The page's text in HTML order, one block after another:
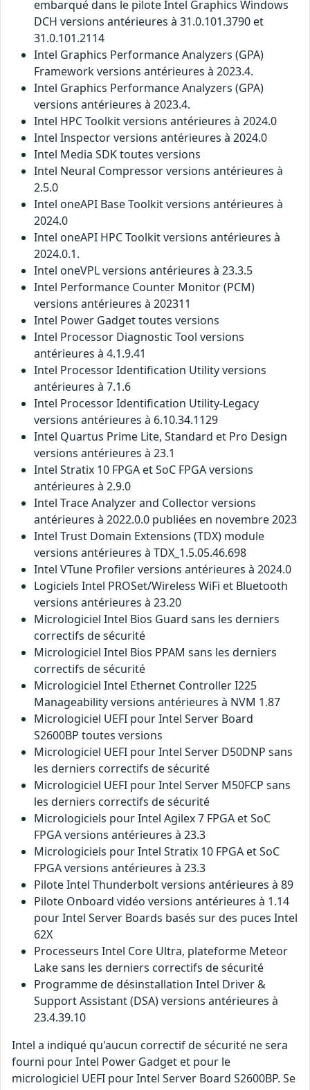
embarqué dans le pilote Intel Graphics Windows
DCH versions antérieures à 31.0.101.3790 et
31.0.101.2114
Intel Graphics Performance Analyzers (GPA)
Framework versions antérieures à 2023.4.
Intel Graphics Performance Analyzers (GPA)
versions antérieures à 2023.4.
Intel HPC Toolkit versions antérieures à 2024.0
Intel Inspector versions antérieures à 2024.0
Intel Media SDK toutes versions
Intel Neural Compressor versions antérieures à
2.5.0
Intel oneAPI Base Toolkit versions antérieures à
2024.0
Intel oneAPI HPC Toolkit versions antérieures à
2024.0.1.
Intel oneVPL versions antérieures à 23.3.5
Intel Performance Counter Monitor (PCM)
versions antérieures à 202311
Intel Power Gadget toutes versions
Intel Processor Diagnostic Tool versions
antérieures à 4.1.9.41
Intel Processor Identification Utility versions
antérieures à 7.1.6
Intel Processor Identification Utility-Legacy
versions antérieures à 6.10.34.1129
Intel Quartus Prime Lite, Standard et Pro Design
versions antérieures à 23.1
Intel Stratix 10 FPGA et SoC FPGA versions
antérieures à 2.9.0
Intel Trace Analyzer and Collector versions
antérieures à 2022.0.0 publiées en novembre 2023
Intel Trust Domain Extensions (TDX) module
versions antérieures à TDX_1.5.05.46.698
Intel VTune Profiler versions antérieures à 2024.0
Logiciels Intel PROSet/Wireless WiFi et Bluetooth
versions antérieures à 23.20
Micrologiciel Intel Bios Guard sans les derniers
correctifs de sécurité
Micrologiciel Intel Bios PPAM sans les derniers
correctifs de sécurité
Micrologiciel Intel Ethernet Controller I225
Manageability versions antérieures à NVM 1.87
Micrologiciel UEFI pour Intel Server Board
S2600BP toutes versions
Micrologiciel UEFI pour Intel Server D50DNP sans
les derniers correctifs de sécurité
Micrologiciel UEFI pour Intel Server M50FCP sans
les derniers correctifs de sécurité
Micrologiciels pour Intel Agilex 7 FPGA et SoC
FPGA versions antérieures à 23.3
Micrologiciels pour Intel Stratix 10 FPGA et SoC
FPGA versions antérieures à 23.3
Pilote Intel Thunderbolt versions antérieures à 89
Pilote Onboard vidéo versions antérieures à 1.14
pour Intel Server Boards basés sur des puces Intel
62X
Processeurs Intel Core Ultra, plateforme Meteor
Lake sans les derniers correctifs de sécurité
Programme de désinstallation Intel Driver &
Support Assistant (DSA) versions antérieures à
23.4.39.10
Intel a indiqué qu'aucun correctif de sécurité ne sera
fourni pour Intel Power Gadget et pour le
micrologiciel UEFI pour Intel Server Board S2600BP. Se